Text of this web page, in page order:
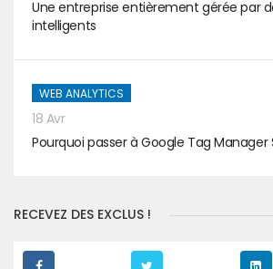
Une entreprise entièrement gérée par
intelligents
WEB ANALYTICS
18 Avr
Pourquoi passer à Google Tag Manager
RECEVEZ DES EXCLUS !